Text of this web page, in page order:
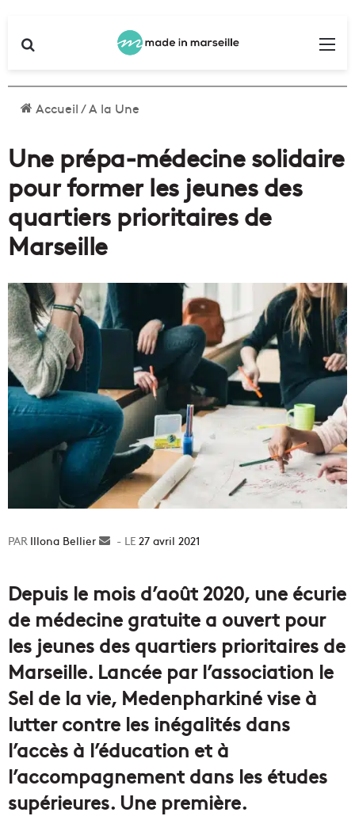
Accueil/A la Une
Une prépa-médecine solidaire
pour former les jeunes des
quartiers prioritaires de
Marseille
Illona Bellier
Envoyer27 avril 2021
Depuis le mois d’août 2020, une écurie
de médecine gratuite a ouvert pour
les jeunes des quartiers prioritaires de
Marseille. Lancée par l’association le
Sel de la vie, Medenpharkiné vise à
lutter contre les inégalités dans
l’accès à l’éducation et à
l’accompagnement dans les études
supérieures. Une première.